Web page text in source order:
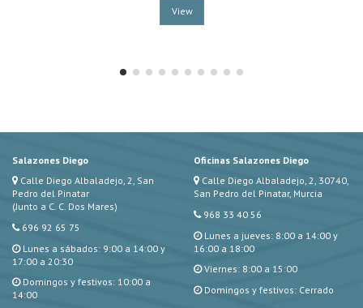
View
Salazones Diego
Calle Diego Albaladejo, 2, San
Pedro del Pinatar
(Junto a C. C. Dos Mares)
696 92 65 75
Lunes a sábados: 9:00 a 14:00 y
17:00 a 20:30
Domingos y festivos: 10:00 a
14:00
Oficinas Salazones Diego
Calle Diego Albaladejo, 2, 30740,
San Pedro del Pinatar, Murcia
968 33 40 56
Lunes a jueves: 8:00 a 14:00 y
16:00 a 18:00
Viernes: 8:00 a 15:00
Domingos y festivos: Cerrado